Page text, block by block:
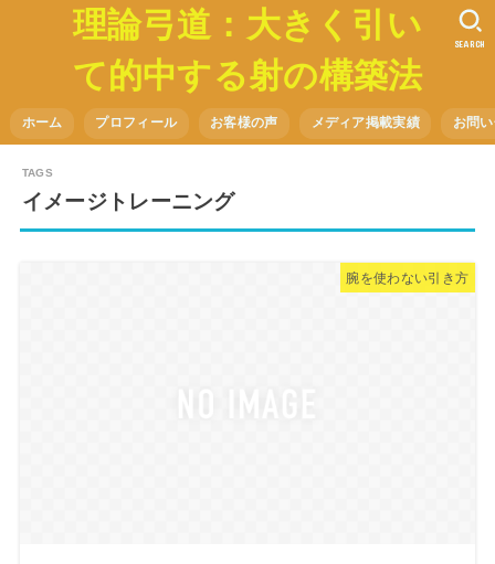
理論弓道：大きく引い
て的中する射の構築法
ホーム プロフィール お客様の声 メディア掲載実績 お問
SEARCH
イメージトレーニング
腕を使わない引き方